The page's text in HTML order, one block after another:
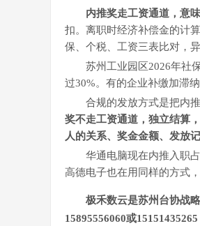
内推奖走工资通道，意
扣。离职时经济补偿金的计
保、个税、工资三表比对，
苏州工业园区2026年社
过30%。有的企业补缴加滞
合规的发放方式是把内
奖不走工资通道，独立结算
人的关系、奖金金额、发放
华通电脑现在内推入职
高德电子也在用同样的方式
极禾数云是苏州台协战
15895556060或